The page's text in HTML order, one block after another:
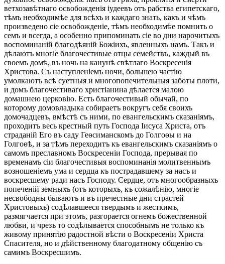
ветхозавѣтнаго освобожденія іудеевъ отъ рабства египетскаго,
тѣмъ необходимѣе для всѣхъ и каждаго знать, какъ и чѣмъ
произведено сіе освобожденіе, тѣмъ необходимѣе помнить о
семъ и всегда, а особенно припоминать сіе во дни нарочитыхъ
воспоминаній благодѣяній Божіихъ, явленныхъ намъ. Такъ и
дѣлаютъ многіе благочестивые отцы семействъ, каждый въ
своемъ домѣ, въ ночь на канунѣ свѣтлаго Воскресенія
Христова. Съ наступленіемъ ночи, большею частію
умолкаютъ всѣ суетныя и многопопечительныя заботы плоти,
и домъ благочестиваго христіанина дѣлается малою
домашнею церковію. Есть благочестивый обычай, по
которому домовладыка собираетъ вокругъ себя своихъ
домочадцевъ, вмѣстѣ съ ними, по евангельскимъ сказаніямъ,
проходитъ весь крестный путь Господа Іисуса Христа, отъ
страданій Его въ саду Геѳсиманскомъ до Голгоѳы и на
Голгоѳѣ, и за тѣмъ переходитъ къ евангельскимъ сказаніямъ о
самомъ преславномъ Воскресеніи Господа, прерывая по
временамъ сіи благочестивыя воспоминанія молитвеннымъ
возношеніемъ ума и сердца къ пострадавшему за насъ и
воскресшему ради насъ Господу. Сердце, отъ многообразныхъ
попеченій земныхъ (отъ которыхъ, къ сожалѣнію, многіе
несвободны бываютъ и въ пречестные дни страстей
Христовыхъ) содѣлавшееся твердымъ и жесткимъ,
размягчается при этомъ, разгорается огнемъ божественной
любви, и чрезъ то содѣлывается способнымъ не только къ
живому принятію радостной вѣсти о Воскресеніи Христа
Спасителя, но и дѣйственному благодатному общенію съ
самимъ Воскресшимъ.